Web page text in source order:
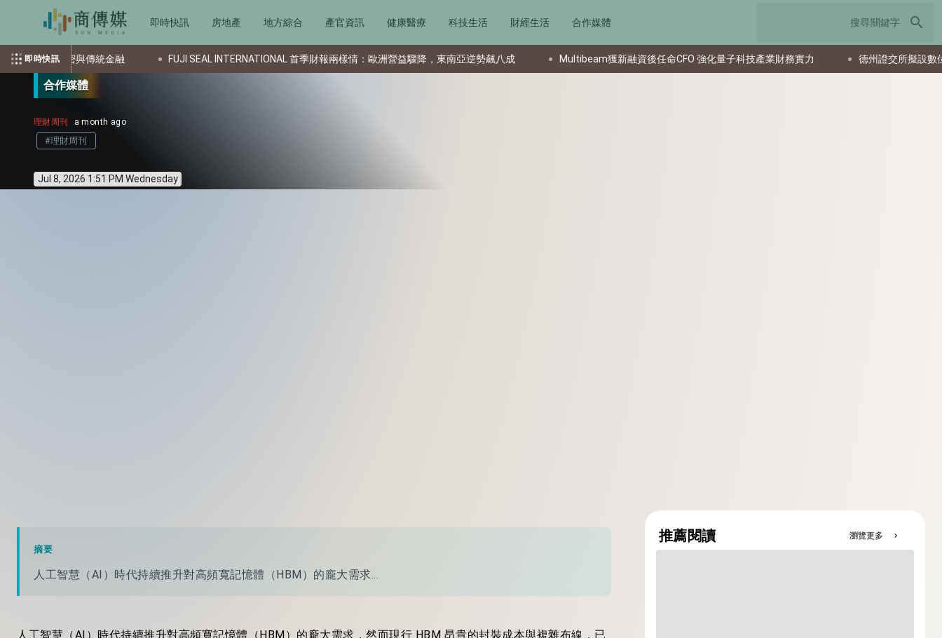
即時快訊 房地產 地方綜合 產官資訊 健康醫療 科技生活 財經生活 合作媒體 search
即時快訊
統金融 FUJI SEAL INTERNATIONAL 首季財報兩樣情：歐洲營益驟降，東南亞逆勢飆八成 Multibeam獲新融資後任命CFO 強化量子科技產業財務實力 德州證交所擬設數位跑馬燈 達拉斯市
合作媒體
理財周刊 a month ago
#理財周刊
Jul 8, 2026 1:51 PM Wednesday
摘要
人工智慧（AI）時代持續推升對高頻寬記憶體（HBM）的龐大需求...
人工智慧（AI）時代持續推升對高頻寬記憶體（HBM）的龐大需求，然而現行 HBM 昂貴的封裝成本與複雜布線，已
推薦閱讀 瀏覽更多 chevron_right